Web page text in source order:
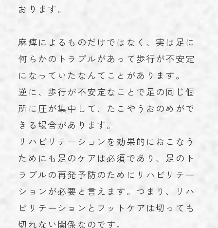
おります。
麻痺によるものだけではなく、実は足に
何らかのトラブルがあって歩行が不安定
になっていたなんてことがあります。
逆に、歩行が不安定なことで足の同じ個
所に圧が集中して、たこやうおのめがで
きる場合があります。
リハビリテーションを効果的におこなう
ためにも足のケアは必須であり、足のト
ラブルの再発予防のためにリハビリテー
ションが必要と言えます。つまり、リハ
ビリテーションとフットケアは切っても
切れない関係なのです。